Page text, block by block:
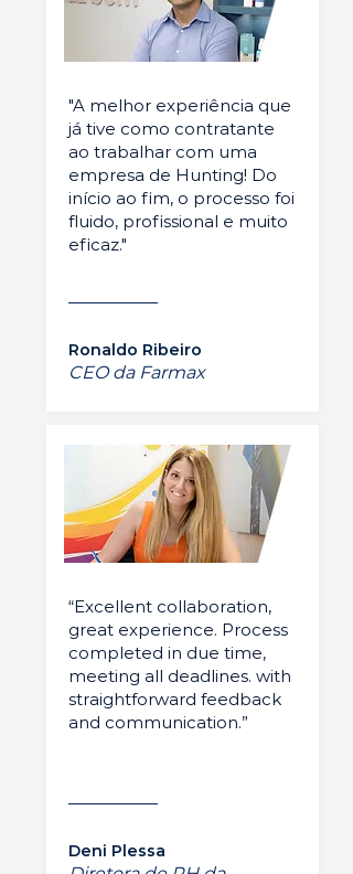
"A melhor experiência que
já tive como contratante
ao trabalhar com uma
empresa de Hunting! Do
início ao fim, o processo foi
fluido, profissional e muito
eficaz."
Ronaldo Ribeiro
CEO da Farmax
“Excellent collaboration,
great experience. Process
completed in due time,
meeting all deadlines. with
straightforward feedback
and communication.”
Deni Plessa